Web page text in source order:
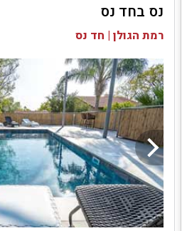
בדיקת זמינות ומחירים
נס בחד נס
רמת הגולן | חד נס